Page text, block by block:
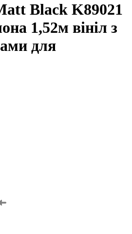
Black K89021
1,52м вініл з
для